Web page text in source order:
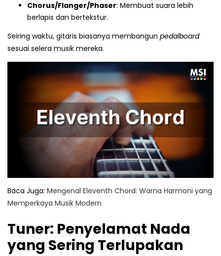
Chorus/Flanger/Phaser: Membuat suara lebih
berlapis dan bertekstur.
Seiring waktu, gitaris biasanya membangun pedalboard
sesuai selera musik mereka.
Baca Juga: Mengenal Eleventh Chord: Warna Harmoni yang
Memperkaya Musik Modern
Tuner: Penyelamat Nada
yang Sering Terlupakan